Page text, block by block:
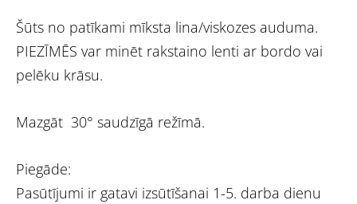
Šūts no patīkami mīksta lina/viskozes auduma.
PIEZĪMĒS var minēt rakstaino lenti ar bordo vai
pelēku krāsu.
Mazgāt 30° saudzīgā režīmā.
Piegāde:
Pasūtījumi ir gatavi izsūtīšanai 1-5. darba dienu